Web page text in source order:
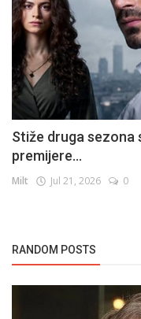
Stiže druga
premijere...
Milt Jul 21, 2026 0
RANDOM POSTS